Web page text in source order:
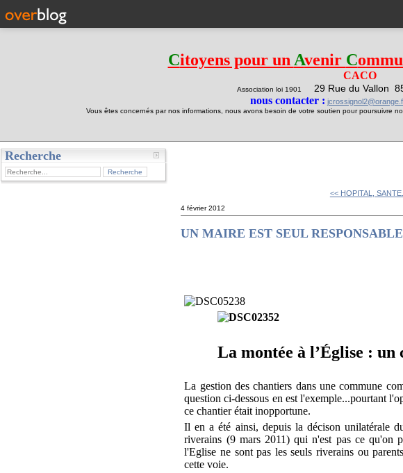
Citoyens pour un Avenir C
CACO
Association loi 1901 29 Rue du Vallon
nous contacter :
Vous êtes concernés par nos informations, nous avons besoin de votre soutien pour poursuivre
Recherche
<< HOPITAL,
4 février 2012
UN MAIRE EST SEUL
La montée à l’Église : un
La gestion des chantiers dans une commune
question ci-dessous en est l'exemple...pourtant
ce chantier était inopportune.
Il en a été ainsi, depuis la décison unilatérale
riverains (9 mars 2011) qui n'est pas ce qu'on
l'Eglise ne sont pas les seuls riverains ou
cette voie.